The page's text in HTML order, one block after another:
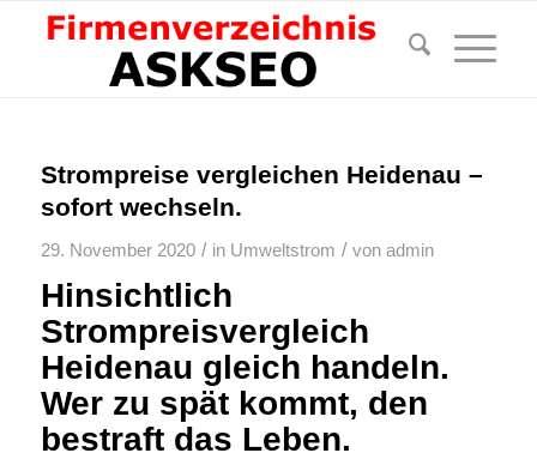
Strompreise vergleichen Heidenau –
sofort wechseln.
29. November 2020 / in Umweltstrom / von admin
Hinsichtlich
Strompreisvergleich
Heidenau gleich handeln.
Wer zu spät kommt, den
bestraft das Leben.